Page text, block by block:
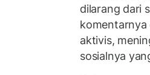
dilarang dari
komentarnya
aktivis,
sosialnya